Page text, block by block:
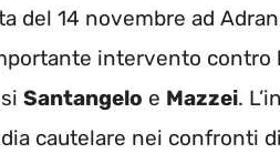
del 14 novembre ad
intervento contro
Santangelo e Mazzei.
cautelare nei confronti